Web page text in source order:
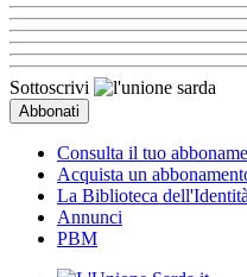
Sottoscrivi
Consulta il tuo
Acquista un
La Biblioteca dell'Identità
Annunci
PBM